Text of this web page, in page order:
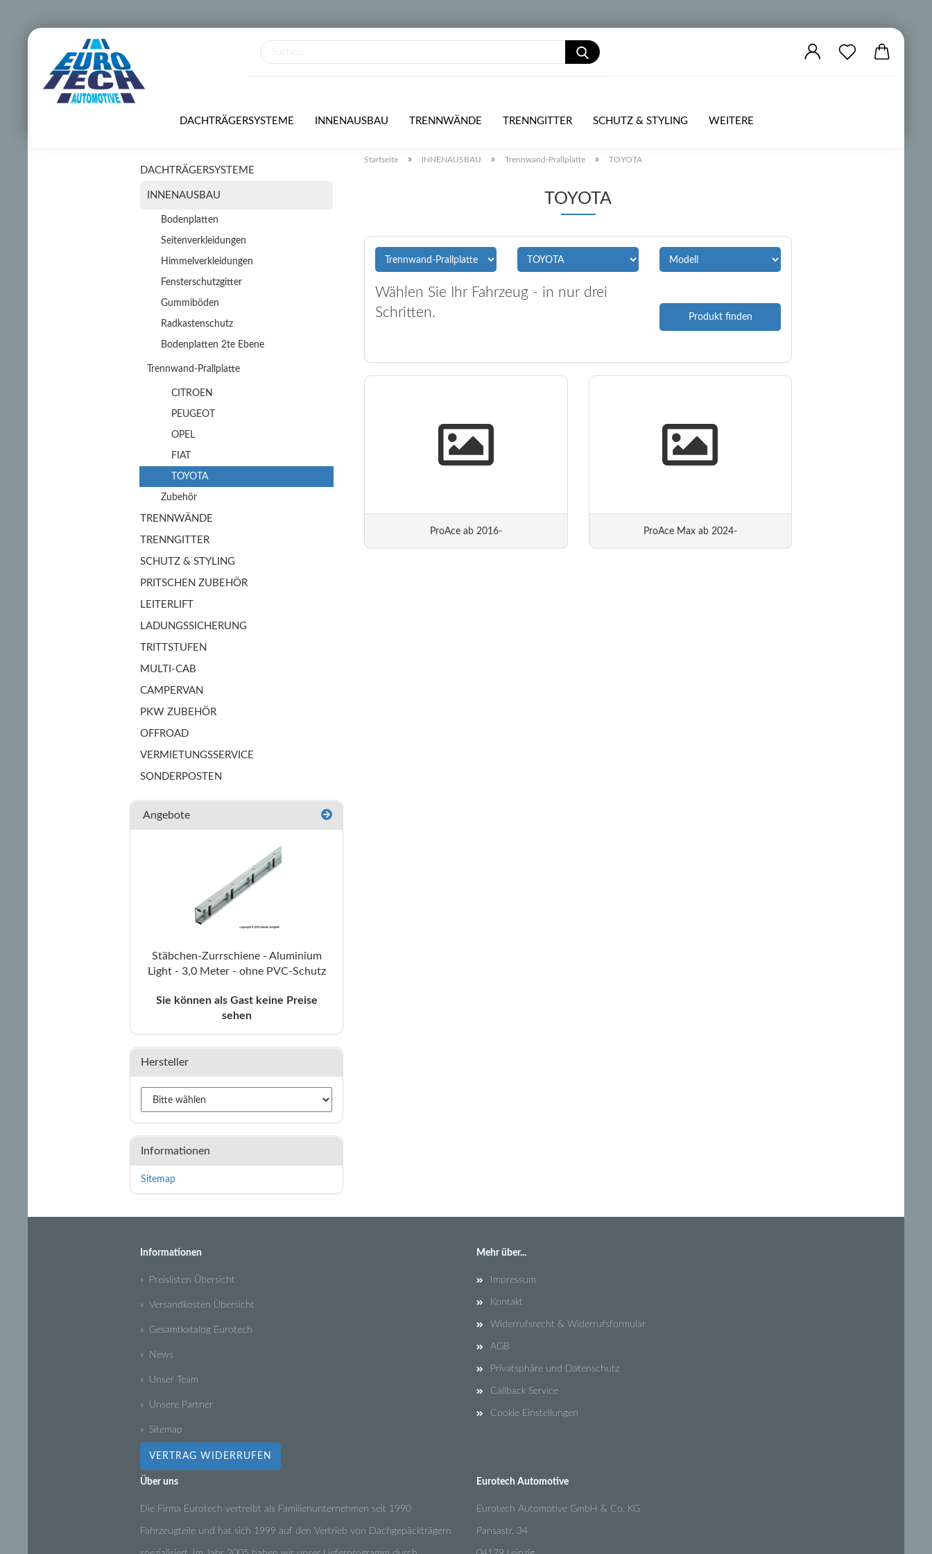
DACHTRÄGERSYSTEME INNENAUSBAU TRENNWÄNDE TRENNGITTER SCHUTZ & STYLING WEITERE
Startseite » INNENAUSBAU » Trennwand-Prallplatte » TOYOTA
TOYOTA
Wählen Sie Ihr Fahrzeug - in nur drei
Schritten.
Produkt finden
ProAce ab 2016- ProAce Max ab 2024-
DACHTRÄGERSYSTEME
INNENAUSBAU
Bodenplatten
Seitenverkleidungen
Himmelverkleidungen
Fensterschutzgitter
Gummiböden
Radkastenschutz
Bodenplatten 2te Ebene
Trennwand-Prallplatte
CITROEN
PEUGEOT
OPEL
FIAT
TOYOTA
Zubehör
TRENNWÄNDE
TRENNGITTER
SCHUTZ & STYLING
PRITSCHEN ZUBEHÖR
LEITERLIFT
LADUNGSSICHERUNG
TRITTSTUFEN
MULTI-CAB
CAMPERVAN
PKW ZUBEHÖR
OFFROAD
VERMIETUNGSSERVICE
SONDERPOSTEN
Angebote
Stäbchen-Zurrschiene - Aluminium
Light - 3,0 Meter - ohne PVC-Schutz
Sie können als Gast keine Preise
sehen
Hersteller
Informationen
Sitemap
Informationen
» Preislisten Übersicht
» Versandkosten Übersicht
» Gesamtkatalog Eurotech
» News
» Unser Team
» Unsere Partner
» Sitemap
VERTRAG WIDERRUFEN
Mehr über...
Impressum
Kontakt
Widerrufsrecht & Widerrufsformular
AGB
Privatsphäre und Datenschutz
Callback Service
Cookie Einstellungen
Über uns
Die Firma Eurotech vertreibt als Familienunternehmen seit 1990
Fahrzeugteile und hat sich 1999 auf den Vertrieb von Dachgepäckträgern
Eurotech Automotive
Eurotech Automotive GmbH & Co. KG
Pansastr. 34